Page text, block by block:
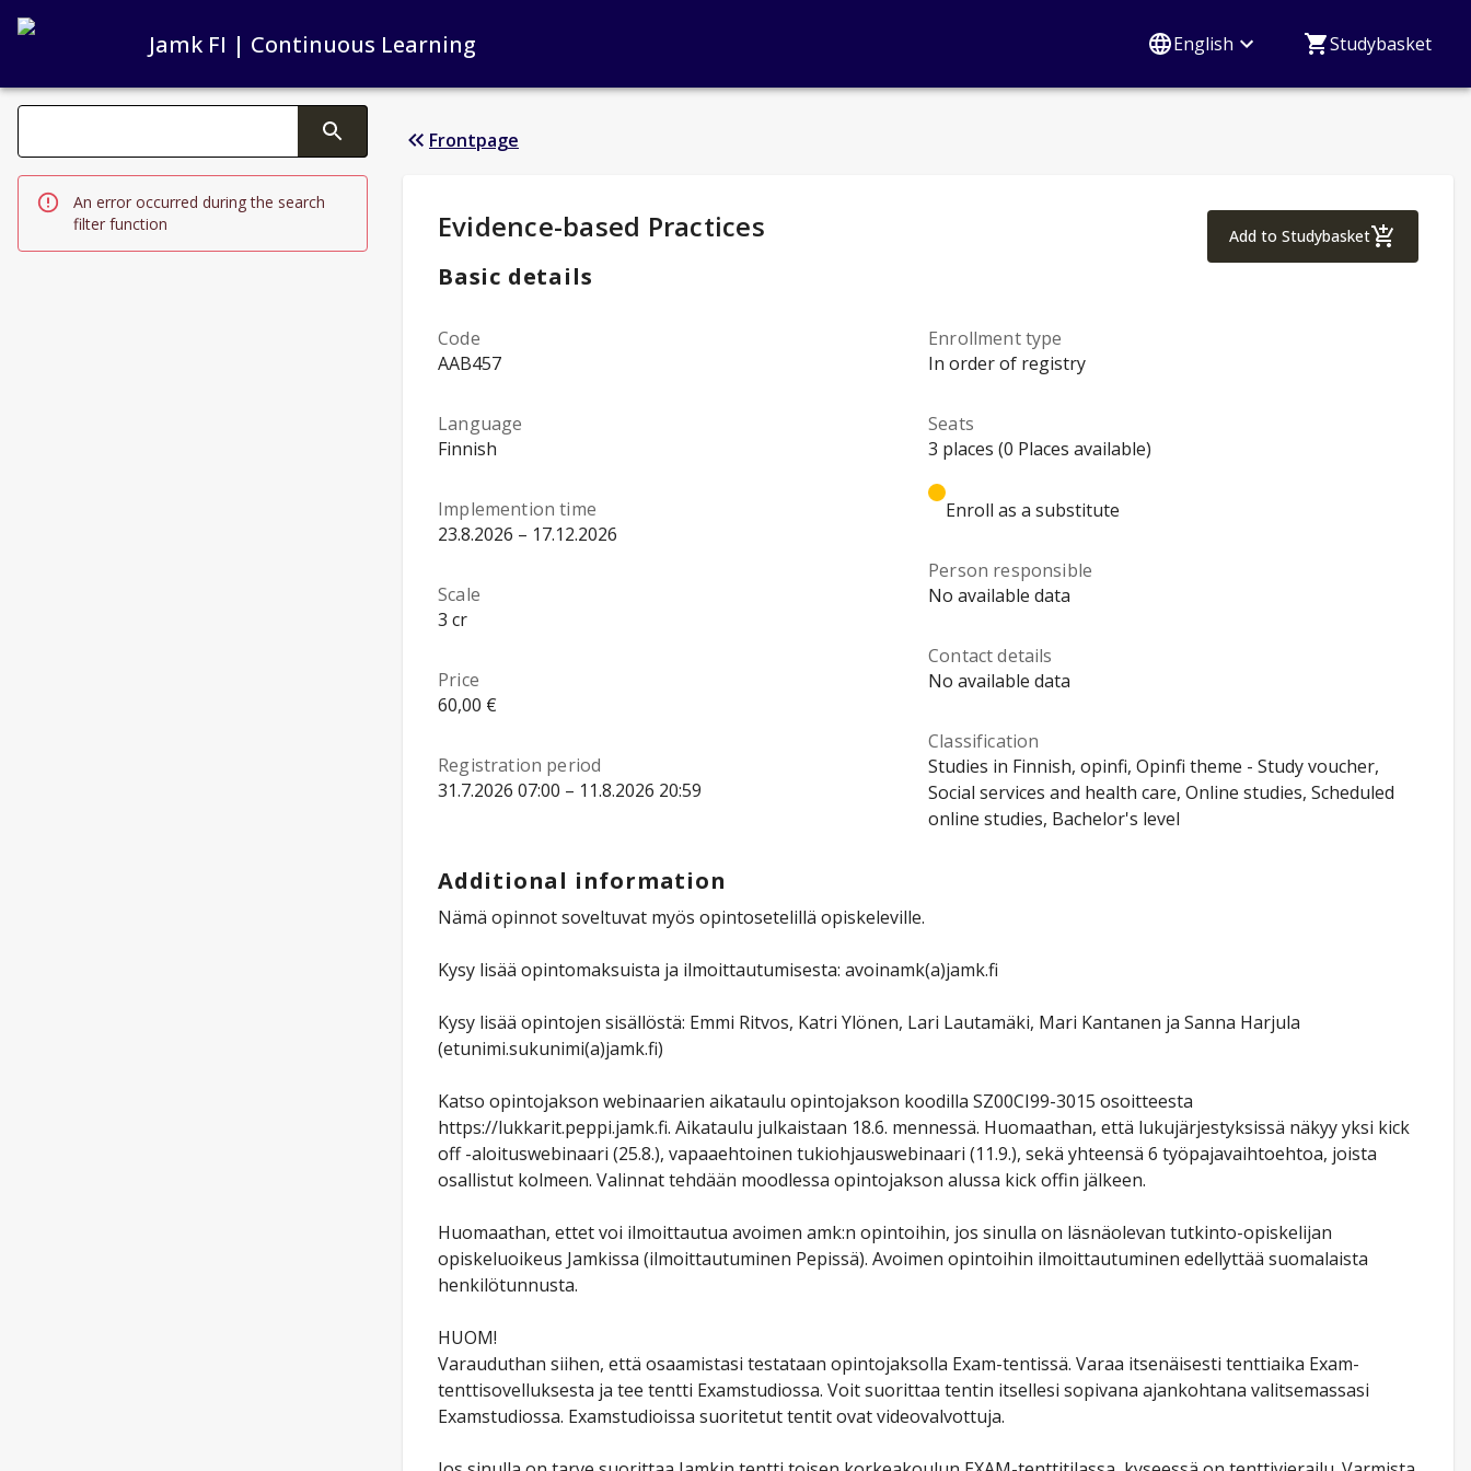
Jamk FI | Continuous Learning English Studybasket
Search filters
Changing the text triggers search
An error occurred during the search
filter function
Frontpage
Study Details:
Evidence-based Practices Add to StudybasketEvidence-based
Basic details
Code
AAB457
Language
Finnish
Implemention time
23.8.2026 – 17.12.2026
Scale
3 cr
Price
60,00 €
Registration period
31.7.2026 07:00 – 11.8.2026 20:59
Enrollment type
In order of registry
Seats
3 places (0 Places available)
Enroll as a substitute
Person responsible
No available data
Contact details
No available data
Classification
Studies in Finnish, opinfi, Opinfi theme - Study voucher,
Social services and health care, Online studies, Scheduled
online studies, Bachelor's level
Additional information
Nämä opinnot soveltuvat myös opintosetelillä opiskeleville.
Kysy lisää opintomaksuista ja ilmoittautumisesta: avoinamk(a)jamk.fi
Kysy lisää opintojen sisällöstä: Emmi Ritvos, Katri Ylönen, Lari Lautamäki, Mari Kantanen ja Sanna Harjula
(etunimi.sukunimi(a)jamk.fi)
Katso opintojakson webinaarien aikataulu opintojakson koodilla SZ00CI99-3015 osoitteesta
https://lukkarit.peppi.jamk.fi. Aikataulu julkaistaan 18.6. mennessä. Huomaathan, että lukujärjestyksissä näkyy yksi kick
off -aloituswebinaari (25.8.), vapaaehtoinen tukiohjauswebinaari (11.9.), sekä yhteensä 6 työpajavaihtoehtoa, joista
osallistut kolmeen. Valinnat tehdään moodlessa opintojakson alussa kick offin jälkeen.
Huomaathan, ettet voi ilmoittautua avoimen amk:n opintoihin, jos sinulla on läsnäolevan tutkinto-opiskelijan
opiskeluoikeus Jamkissa (ilmoittautuminen Pepissä). Avoimen opintoihin ilmoittautuminen edellyttää suomalaista
henkilötunnusta.
HUOM!
Varauduthan siihen, että osaamistasi testataan opintojaksolla Exam-tentissä. Varaa itsenäisesti tenttiaika Exam-
tenttisovelluksesta ja tee tentti Examstudiossa. Voit suorittaa tentin itsellesi sopivana ajankohtana valitsemassasi
Examstudiossa.​ Examstudioissa suoritetut tentit ovat videovalvottuja.